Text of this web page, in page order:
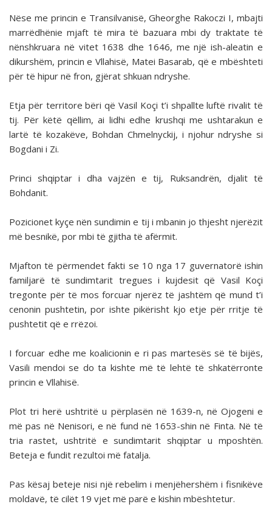
Nëse me princin e Transilvanisë, Gheorghe Rakoczi I, mbajti
marrëdhënie mjaft të mira të bazuara mbi dy traktate të
nënshkruara në vitet 1638 dhe 1646, me një ish-aleatin e
dikurshëm, princin e Vllahisë, Matei Basarab, që e mbështeti
për të hipur në fron, gjërat shkuan ndryshe.
Etja për territore bëri që Vasil Koçi t’i shpallte luftë rivalit të
tij. Për këtë qëllim, ai lidhi edhe krushqi me ushtarakun e
lartë të kozakëve, Bohdan Chmelnyckij, i njohur ndryshe si
Bogdani i Zi.
Princi shqiptar i dha vajzën e tij, Ruksandrën, djalit të
Bohdanit.
Pozicionet kyçe nën sundimin e tij i mbanin jo thjesht njerëzit
më besnikë, por mbi të gjitha të afërmit.
Mjafton të përmendet fakti se 10 nga 17 guvernatorë ishin
familjarë të sundimtarit tregues i kujdesit që Vasil Koçi
tregonte për të mos forcuar njerëz të jashtëm që mund t’i
cenonin pushtetin, por ishte pikërisht kjo etje për rritje të
pushtetit që e rrëzoi.
I forcuar edhe me koalicionin e ri pas martesës së të bijës,
Vasili mendoi se do ta kishte më të lehtë të shkatërronte
princin e Vllahisë.
Plot tri herë ushtritë u përplasën në 1639-n, në Ojogeni e
më pas në Nenisori, e në fund në 1653-shin në Finta. Në të
tria rastet, ushtritë e sundimtarit shqiptar u mposhtën.
Beteja e fundit rezultoi më fatalja.
Pas kësaj beteje nisi një rebelim i menjëhershëm i fisnikëve
moldavë, të cilët 19 vjet më parë e kishin mbështetur.